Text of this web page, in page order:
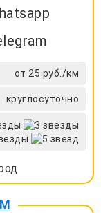
от 25 руб./км
круглосуточно